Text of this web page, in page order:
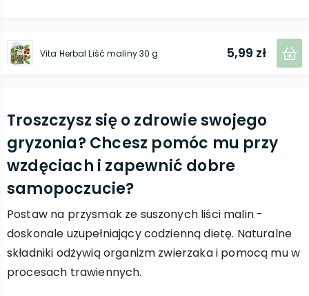
Vita Herbal Liść maliny 30 g 5,99 zł
Troszczysz się o zdrowie swojego
gryzonia? Chcesz pomóc mu przy
wzdęciach i zapewnić dobre
samopoczucie?
Postaw na przysmak ze suszonych liści malin -
doskonale uzupełniający codzienną dietę. Naturalne
składniki odżywią organizm zwierzaka i pomocą mu w
procesach trawiennych.